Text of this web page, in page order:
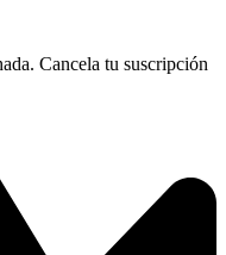
Cancela tu suscripción